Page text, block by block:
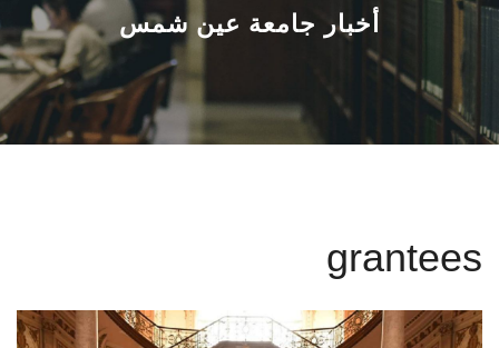
القطاعـات
الشئون الأكاديمية
البحث العلمي
الأنظمة الذكية
أخبار جامعة عين شمس
grantees